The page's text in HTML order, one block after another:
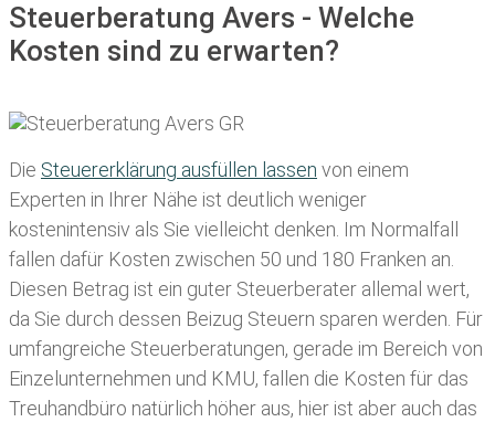
Steuerberatung Avers - Welche
Kosten sind zu erwarten?
Die Steuererklärung ausfüllen lassen von einem
Experten in Ihrer Nähe ist deutlich weniger
kostenintensiv als Sie vielleicht denken. Im Normalfall
fallen dafür Kosten zwischen 50 und 180 Franken an.
Diesen Betrag ist ein guter Steuerberater allemal wert,
da Sie durch dessen Beizug Steuern sparen werden. Für
umfangreiche Steuerberatungen, gerade im Bereich von
Einzelunternehmen und KMU, fallen die Kosten für das
Treuhandbüro natürlich höher aus, hier ist aber auch das